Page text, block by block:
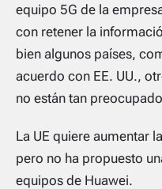
equipo 5G de la
con retener la
bien algunos países,
acuerdo con EE. UU.,
no están tan
La UE quiere aumentar
pero no ha propuesto
equipos de Huawei.